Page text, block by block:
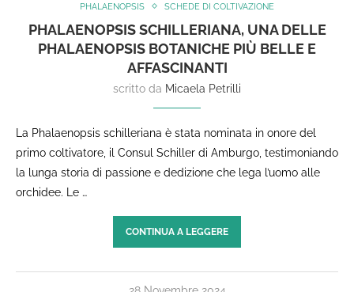
PHALAENOPSIS SCHEDE DI COLTIVAZIONE
PHALAENOPSIS SCHILLERIANA, UNA DELLE
PHALAENOPSIS BOTANICHE PIÙ BELLE E
AFFASCINANTI
scritto da Micaela Petrilli
La Phalaenopsis schilleriana è stata nominata in onore del
primo coltivatore, il Consul Schiller di Amburgo, testimoniando
la lunga storia di passione e dedizione che lega l’uomo alle
orchidee. Le …
CONTINUA A LEGGERE